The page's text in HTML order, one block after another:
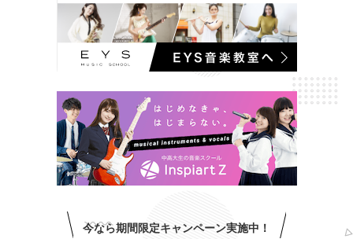
今なら期間限定キャンペーン実施中！